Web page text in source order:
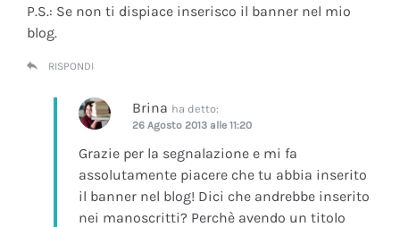
P.S.: Se non ti dispiace inserisco il banner nel mio
blog.
RISPONDI
Brina ha detto:
26 Agosto 2013 alle 11:20
Grazie per la segnalazione e mi fa
assolutamente piacere che tu abbia inserito
il banner nel blog! Dici che andrebbe inserito
nei manoscritti? Perchè avendo un titolo